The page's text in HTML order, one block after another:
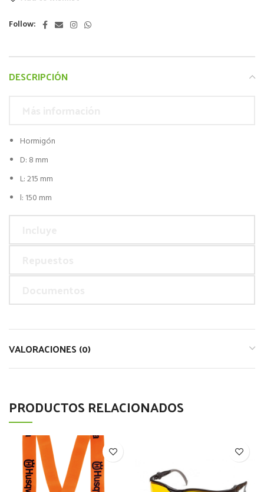
Follow:
DESCRIPCIÓN
Hormigón
D: 8 mm
L: 215 mm
l: 150 mm
VALORACIONES (0)
PRODUCTOS RELACIONADOS